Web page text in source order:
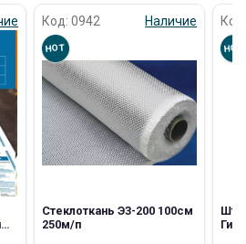
Код: 0942 Наличие
HOT
Стеклоткань ЭЗ-200 100см
250м/п
HOT